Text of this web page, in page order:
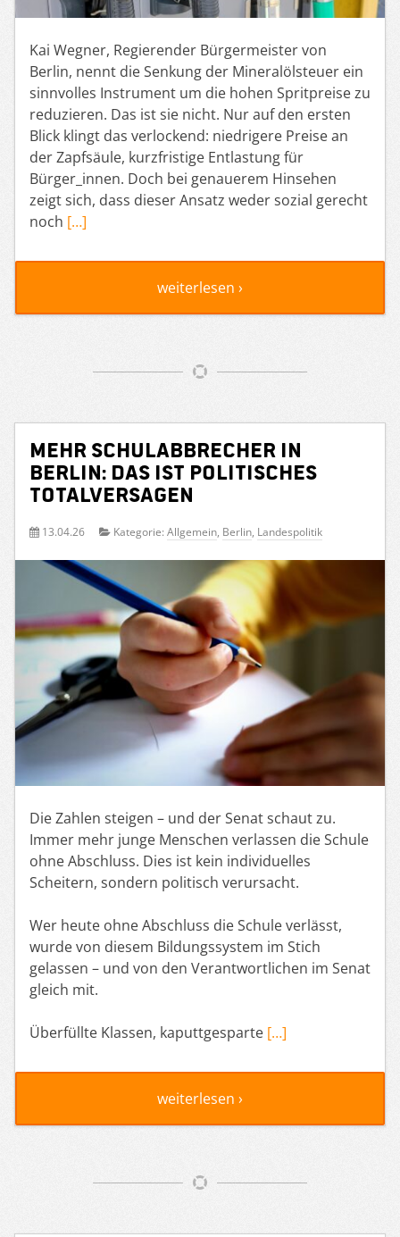
Kai Wegner, Regierender Bürgermeister von
Berlin, nennt die Senkung der Mineralölsteuer ein
sinnvolles Instrument um die hohen Spritpreise zu
reduzieren. Das ist sie nicht. Nur auf den ersten
Blick klingt das verlockend: niedrigere Preise an
der Zapfsäule, kurzfristige Entlastung für
Bürger_innen. Doch bei genauerem Hinsehen
zeigt sich, dass dieser Ansatz weder sozial gerecht
noch […]
weiterlesen ›
Mehr Schulabbrecher in
Berlin: Das ist politisches
Totalversagen
13.04.26 Kategorie: Allgemein, Berlin, Landespolitik
Die Zahlen steigen – und der Senat schaut zu.
Immer mehr junge Menschen verlassen die Schule
ohne Abschluss. Dies ist kein individuelles
Scheitern, sondern politisch verursacht.
Wer heute ohne Abschluss die Schule verlässt,
wurde von diesem Bildungssystem im Stich
gelassen – und von den Verantwortlichen im Senat
gleich mit.
Überfüllte Klassen, kaputtgesparte […]
weiterlesen ›